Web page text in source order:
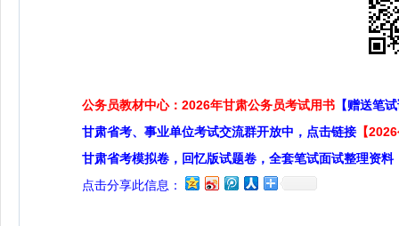
公务员教材中心：2026年甘肃公务员考试用书 【赠送笔
甘肃省考、事业单位考试交流群开放中，点击链接 【
甘肃省考模拟卷，回忆版试题卷，全套笔试面试整理资料
点击分享此信息：